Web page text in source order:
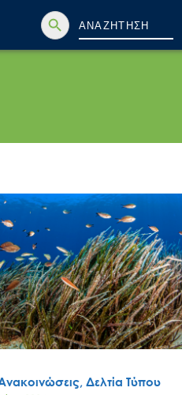
Search
for:
Search Button
Δελτία Τύπου